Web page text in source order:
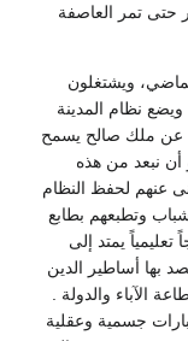
حتى تمر العاصفة
ويشتغلون
ويضع نظام المدينة
عن ملك صالح يسمح
أن نبعد من هذه
عنهم لحفظ النظام
وتطبعهم بطابع
يمتد إلى
بها أساطير الدين
الآباء والدولة .
جسمية وعقلية